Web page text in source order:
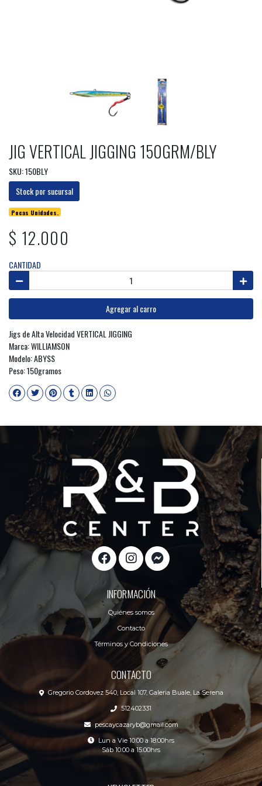
JIG VERTICAL JIGGING 150GRM/BLY
SKU: 150BLY
Stock por sucursal
Pocas Unidades.
$ 12.000
CANTIDAD
Agregar al carro
Jigs de Alta Velocidad VERTICAL JIGGING
Marca: WILLIAMSON
Modelo: ABYSS
Peso: 150gramos
INFORMACIÓN
Quiénes somos
Contacto
Términos y Condiciones
CONTACTO
Gregorio Cordovez 540, Local 107, Galeria Buale, La Serena
512402331
pescaycazaryb@gmail.com
Lun a Vie 10:00 a 18:00hrs
Sáb 10:00 a 15:00hrs